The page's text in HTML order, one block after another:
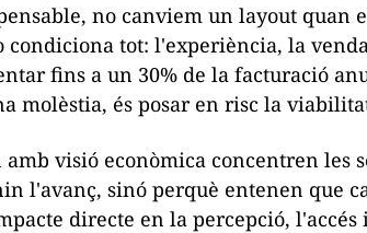
no canviem un layout quan
condiciona tot: l'experiència, la
fins a un 30% de la facturació
molèstia, és posar en risc la
visió econòmica concentren les
l'avanç, sinó perquè entenen que
directe en la percepció,